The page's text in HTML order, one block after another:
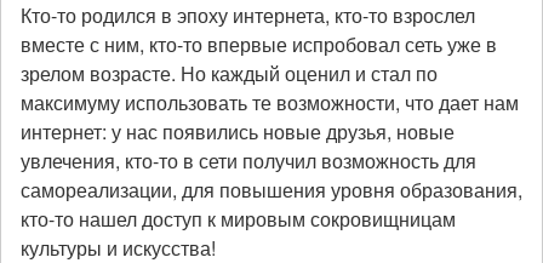
Кто-то родился в эпоху интернета, кто-то взрослел
вместе с ним, кто-то впервые испробовал сеть уже в
зрелом возрасте. Но каждый оценил и стал по
максимуму использовать те возможности, что дает нам
интернет: у нас появились новые друзья, новые
увлечения, кто-то в сети получил возможность для
самореализации, для повышения уровня образования,
кто-то нашел доступ к мировым сокровищницам
культуры и искусства!